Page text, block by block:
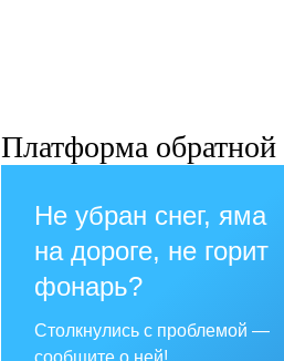
Платформа обратной
Не убран снег, яма
на дороге, не горит
фонарь?
Столкнулись с проблемой —
сообщите о ней!